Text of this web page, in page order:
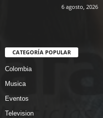
6 agosto, 2026
CATEGORÍA POPULAR
Colombia
Musica
Eventos
Television